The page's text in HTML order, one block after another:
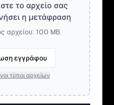
το αρχείο σας
η μετάφραση
αρχείου: 100 MB.
εγγράφου
τύποι αρχείων